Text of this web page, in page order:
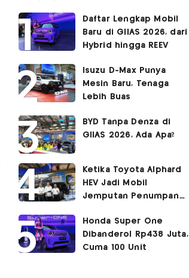
Daftar Lengkap Mobil
Baru di GIIAS 2026, dari
Hybrid hingga REEV
Isuzu D-Max Punya
Mesin Baru, Tenaga
Lebih Buas
BYD Tanpa Denza di
GIIAS 2026, Ada Apa?
Ketika Toyota Alphard
HEV Jadi Mobil
Jemputan Penumpang
Honda Super One
Dibanderol Rp438 Juta,
Cuma 100 Unit